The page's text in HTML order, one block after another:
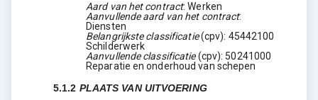
Aard van het contract:Werken
Aanvullende aard van het contract:
Diensten
Belangrijkste classificatie (cpv): 45442100
Schilderwerk
Aanvullende classificatie (cpv): 50241000
Reparatie en onderhoud van schepen
5.1.2 PLAATS VAN UITVOERING